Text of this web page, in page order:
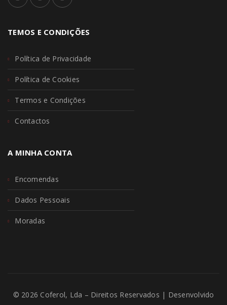
TEMOS E CONDIÇÕES
Política de Privacidade
Política de Cookies
Termos e Condições
Contactos
A MINHA CONTA
Encomendas
Dados Pessoais
Moradas
© 2026 Coferol, Lda – Direitos Reservados | Desenvolvido